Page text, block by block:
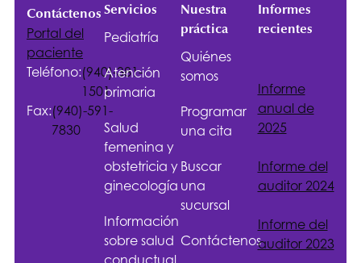
Contáctenos
Portal del
paciente
Teléfono:(940)-381-
1501
Fax:(940)-591-
7830
Servicios
Pediatría
Atención
primaria
Salud
femenina y
obstetricia y
ginecología
Información
sobre salud
conductual
Nuestra
práctica
Quiénes
somos
Programar
una cita
Buscar
una
sucursal
Contáctenos
Informes
recientes
Informe
anual de
2025
Informe del
auditor 2024
Informe del
auditor 2023